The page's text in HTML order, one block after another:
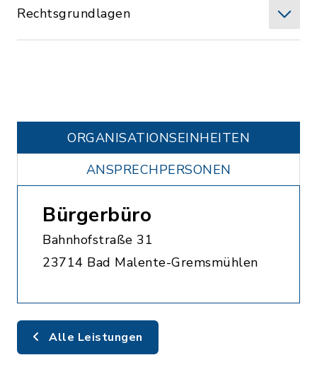
Rechtsgrundlagen
ORGANISATIONS­EINHEITEN
ANSPRECHPERSONEN
Bürgerbüro
Bahnhofstraße 31
23714 Bad Malente-Gremsmühlen
Alle Leistungen